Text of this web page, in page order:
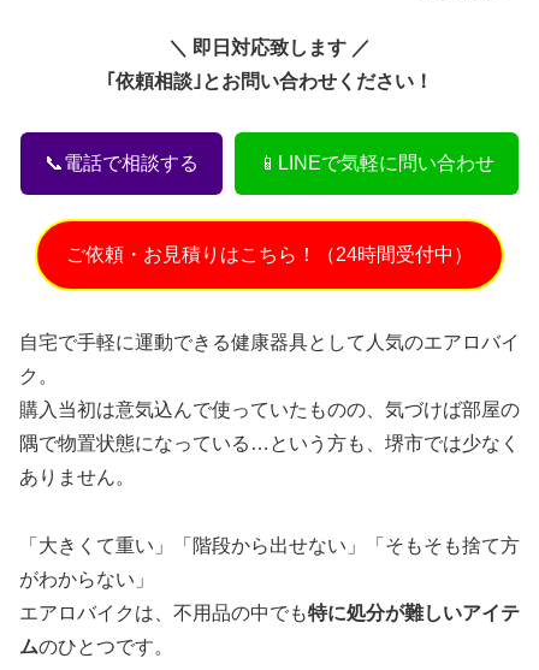
＼ 即日対応致します ／
｢依頼相談｣とお問い合わせください！
📞電話で相談する 📱LINEで気軽に問い合わせ
ご依頼・お見積りはこちら！（24時間受付中）
自宅で手軽に運動できる健康器具として人気のエアロバイ
ク。
購入当初は意気込んで使っていたものの、気づけば部屋の
隅で物置状態になっている…という方も、堺市では少なく
ありません。
「大きくて重い」「階段から出せない」「そもそも捨て方
がわからない」
エアロバイクは、不用品の中でも特に処分が難しいアイテ
ムのひとつです。